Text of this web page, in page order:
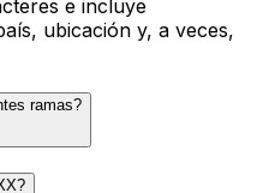
e incluye
ubicación y, a veces,
ramas?